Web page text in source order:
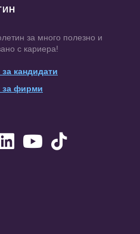
за много полезно и
с кариера!
кандидати
за фирми
  